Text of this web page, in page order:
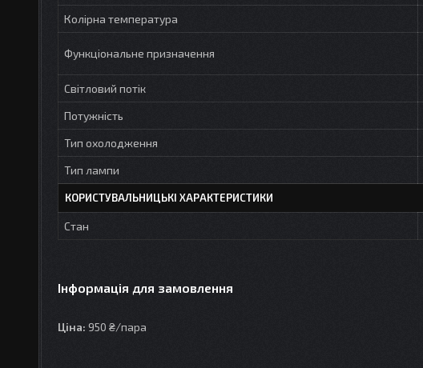
Колірна температура
Функціональне призначення
Світловий потік
Потужність
Тип охолодження
Тип лампи
КОРИСТУВАЛЬНИЦЬКІ ХАРАКТЕРИСТИКИ
Стан
Інформація для замовлення
Ціна: 950 ₴/пара